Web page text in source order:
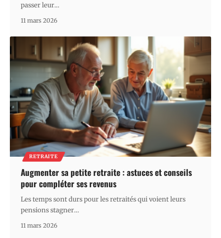
passer leur…
11 mars 2026
RETRAITE
Augmenter sa petite retraite : astuces et conseils
pour compléter ses revenus
Les temps sont durs pour les retraités qui voient leurs
pensions stagner…
11 mars 2026